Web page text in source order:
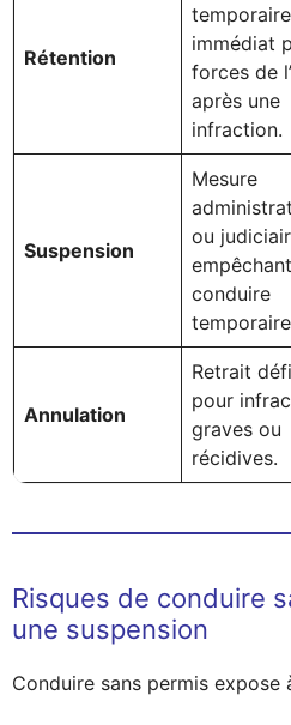
Rétention
temporaire
immédiat
forces de
après une
infraction.
Suspension
Mesure
ou
conduire
Annulation
Retrait
pour
graves ou
récidives.
Risques de conduire
une suspension
Conduire sans permis expose